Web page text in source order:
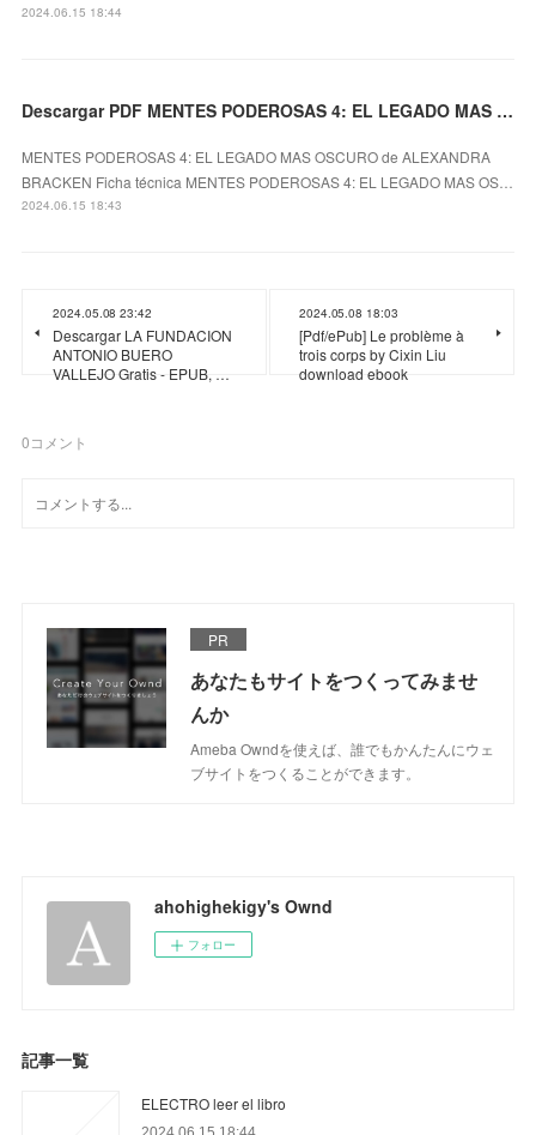
2024.06.15 18:44
Descargar PDF MENTES PODEROSAS 4: EL LEGADO MAS OSCURO
MENTES PODEROSAS 4: EL LEGADO MAS OSCURO de ALEXANDRA
BRACKEN Ficha técnica MENTES PODEROSAS 4: EL LEGADO MAS OS…
2024.06.15 18:43
2024.05.08 23:42
Descargar LA FUNDACION
ANTONIO BUERO
VALLEJO Gratis - EPUB, …
2024.05.08 18:03
[Pdf/ePub] Le problème à
trois corps by Cixin Liu
download ebook
0コメント
PR
あなたもサイトをつくってみませ
んか
Ameba Owndを使えば、誰でもかんたんにウェ
ブサイトをつくることができます。
ahohighekigy's Ownd
フォロー
記事一覧
ELECTRO leer el libro